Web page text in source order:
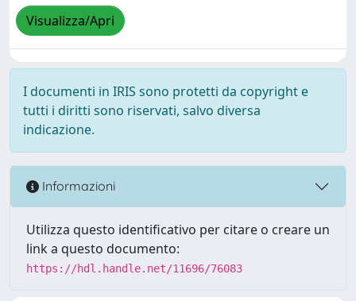
Visualizza/Apri
I documenti in IRIS sono protetti da copyright e
tutti i diritti sono riservati, salvo diversa
indicazione.
Informazioni
Utilizza questo identificativo per citare o creare un
link a questo documento:
https://hdl.handle.net/11696/76083